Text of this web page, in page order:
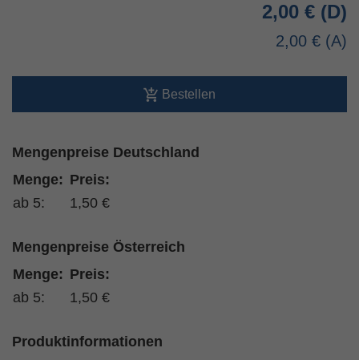
2,00 €
2,00 €
Bestellen
Mengenpreise Deutschland
Menge: Preis:
ab 5:
1,50 €
Mengenpreise Österreich
Menge: Preis:
ab 5:
1,50 €
Produktinformationen